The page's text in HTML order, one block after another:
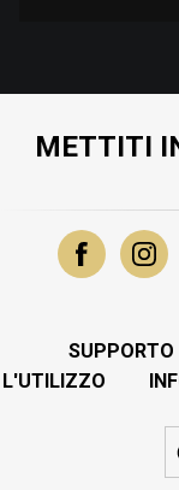
METTITI
SUPPORTO
L'UTILIZZO